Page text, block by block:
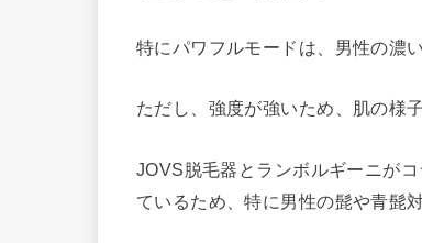
特にパワフルモードは、男性の濃
ただし、強度が強いため、肌の様
JOVS脱毛器とランボルギーニが
ているため、特に男性の髭や青髭